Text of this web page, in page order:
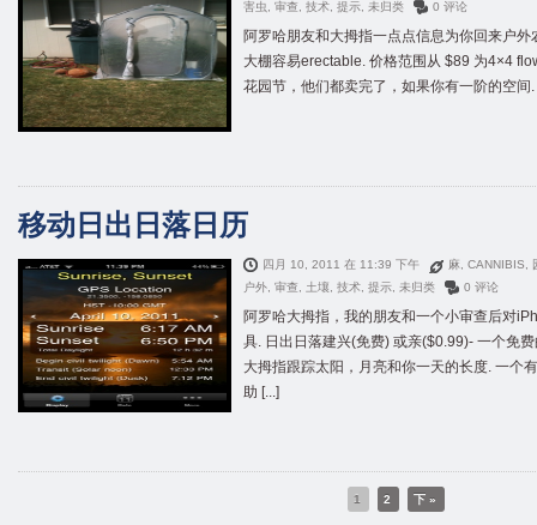
害虫
审查 技术 提示 未归类 0 评论
阿罗哈朋友和大拇指一点点信息为你回来户
大棚容易erectable. 价格范围从 $89 为4×4
花园节，他们都卖完了，如果你有一阶的空间.
移动日出日落日历
四月 10, 2011 在 11:39 下午 麻 CANNIBIS
户外 审查 土壤 技术 提示 未归类 0 评论
阿罗哈大拇指，我的朋友和一个小审查后对
具. 日出日落建兴(免费) 或亲($0.99)- 一个免
大拇指跟踪太阳，月亮和你一天的长度. 一个
助 [...]
1 2 下 »